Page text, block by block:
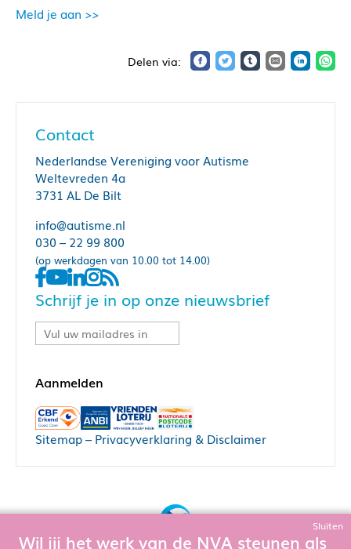
Meld je aan >>
Contact
Nederlandse Vereniging voor Autisme
Weltevreden 4a
3731 AL De Bilt
info@autisme.nl
030 – 22 99 800
(op werkdagen van 10.00 tot 14.00)
Schrijf je in op onze nieuwsbrief
Sitemap– Privacyverklaring & Disclaimer
Sluiten
Wil jij het werk van de NVA steunen als